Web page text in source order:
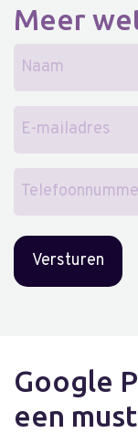
Meer
Naam
E-
Telefoonnummer
Google
een